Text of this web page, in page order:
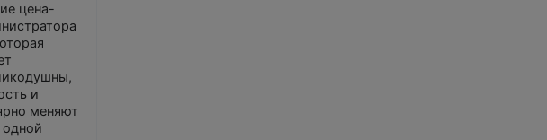
цена-
и
меняют